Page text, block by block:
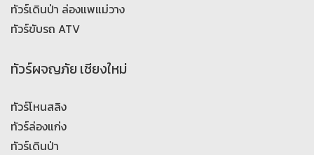
ทัวร์เดินป่า ล่องแพแม่วาง
ทัวร์ขับรถ ATV
ทัวร์ผจญภัย เชียงใหม่
ทัวร์โหนสลิง
ทัวร์ล่องแก่ง
ทัวร์เดินป่า